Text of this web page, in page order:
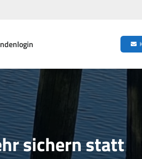
sichern statt